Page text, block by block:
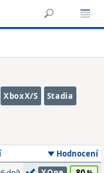
XboxX/S Stadia
Hodnocení